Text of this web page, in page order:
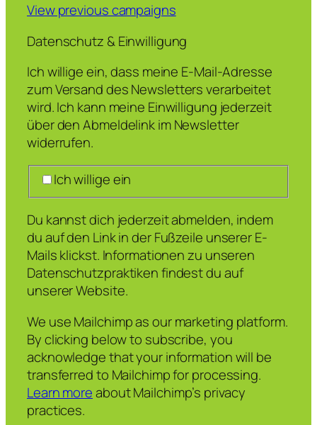
View previous campaigns
Datenschutz & Einwilligung
Ich willige ein, dass meine E-Mail-Adresse
zum Versand des Newsletters verarbeitet
wird. Ich kann meine Einwilligung jederzeit
über den Abmeldelink im Newsletter
widerrufen.
Ich willige ein
Du kannst dich jederzeit abmelden, indem
du auf den Link in der Fußzeile unserer E-
Mails klickst. Informationen zu unseren
Datenschutzpraktiken findest du auf
unserer Website.
We use Mailchimp as our marketing platform.
By clicking below to subscribe, you
acknowledge that your information will be
transferred to Mailchimp for processing.
Learn moreabout Mailchimp’s privacy
practices.